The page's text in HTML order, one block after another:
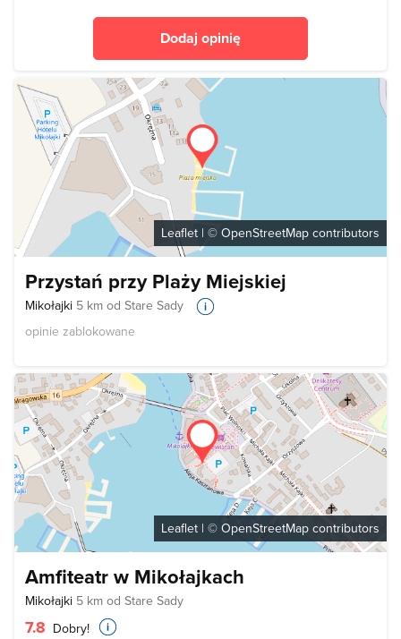
Dodaj opinię
Leaflet | © OpenStreetMap contributors
Przystań przy Plaży Miejskiej
Mikołajki 5 km od Stare Sady
opinie zablokowane
Leaflet | © OpenStreetMap contributors
Amfiteatr w Mikołajkach
Mikołajki 5 km od Stare Sady
7.8 Dobry!